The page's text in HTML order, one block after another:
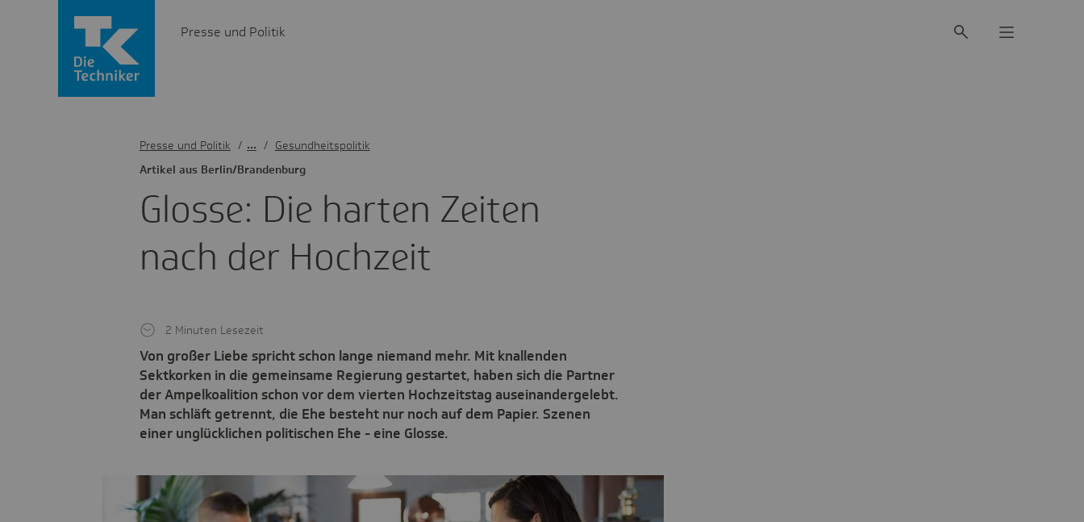
Presse und Politik
Glosse: Die harten Zeiten
nach der Hoch­zeit
Artikel aus Berlin/Bran­den­burg
Von großer Liebe spricht schon lange niemand mehr. Mit knallenden
Sektkorken in die gemeinsame Regierung gestartet, haben sich die Partner
der Ampelkoalition schon vor dem vierten Hochzeitstag auseinandergelebt.
Man schläft getrennt, die Ehe besteht nur noch auf dem Papier. Szenen
einer unglücklichen politischen Ehe - eine Glosse.
2 Minuten Lesezeit
Presse und Politik / Gesundheitspolitik